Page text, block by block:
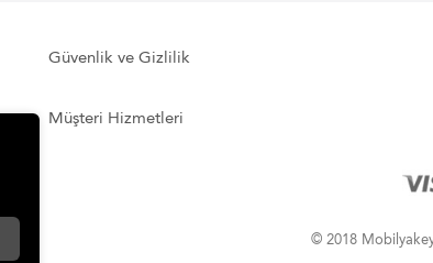
Güvenlik ve Gizlilik
Müşteri Hizmetleri
© 2018